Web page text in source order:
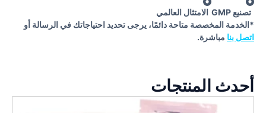
تصنيع GMP
الامتثال العالمي
*الخدمة المخصصة متاحة دائمًا، يرجى تحديد احتياجاتك في الرسالة أو
اتصل بنا مباشرة.
أحدث المنتجات